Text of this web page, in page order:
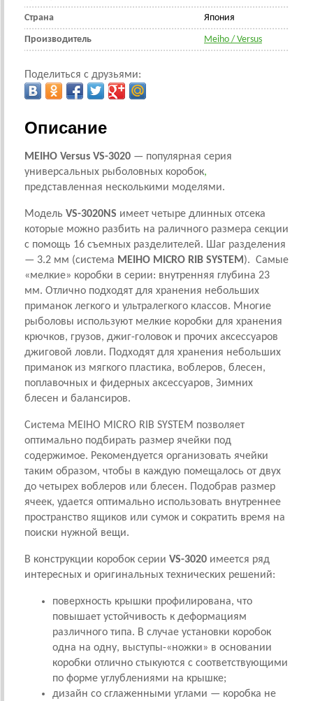
Страна Япония
Производитель Meiho / Versus
Поделиться с друзьями:
Описание
MEIHO Versus VS-3020 — популярная серия
универсальных рыболовных коробок,
представленная несколькими моделями.
Модель VS-3020NS имеет четыре длинных отсека
которые можно разбить на раличного размера секции
с помощь 16 съемных разделителей. Шаг разделения
— 3.2 мм (система MEIHO MICRO RIB SYSTEM ). Самые
«мелкие» коробки в серии: внутренняя глубина 23
мм. Отлично подходят для хранения небольших
приманок легкого и ультралегкого классов. Многие
рыболовы используют мелкие коробки для хранения
крючков, грузов, джиг-головок и прочих аксессуаров
джиговой ловли. Подходят для хранения небольших
приманок из мягкого пластика, воблеров, блесен,
поплавочных и фидерных аксессуаров, Зимних
блесен и балансиров.
Система MEIHO MICRO RIB SYSTEM позволяет
оптимально подбирать размер ячейки под
содержимое. Рекомендуется организовать ячейки
таким образом, чтобы в каждую помещалось от двух
до четырех воблеров или блесен. Подобрав размер
ячеек, удается оптимально использовать внутреннее
пространство ящиков или сумок и сократить время на
поиски нужной вещи.
В конструкции коробок серии VS-3020 имеется ряд
интересных и оригинальных технических решений:
поверхность крышки профилирована, что
повышает устойчивость к деформациям
различного типа. В случае установки коробок
одна на одну, выступы-«ножки» в основании
коробки отлично стыкуются с соответствующими
по форме углублениями на крышке;
дизайн со сглаженными углами — коробка не